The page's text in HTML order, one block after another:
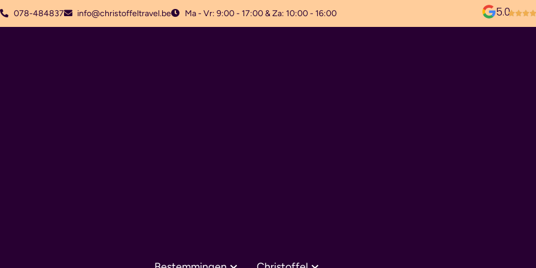
078-484837 info@christoffeltravel.be Ma - Vr: 9:00 - 17:00 & Za: 10:00 - 16:00 5.0